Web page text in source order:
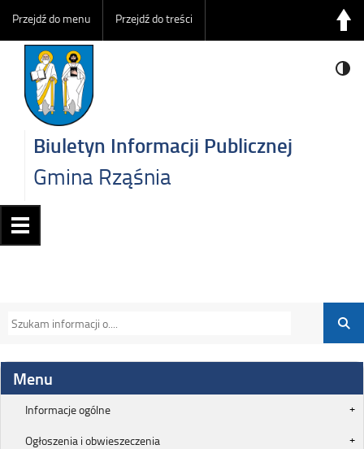
Przejdź do menu Przejdź do treści
Biuletyn Informacji Publicznej
Gmina Rząśnia
Menu
Informacje ogólne
Ogłoszenia i obwieszeczenia